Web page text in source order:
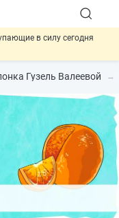
в силу сегодня
опасных товаров через
предлагают
трудовых и ГПХ-
Гузель Валеевой